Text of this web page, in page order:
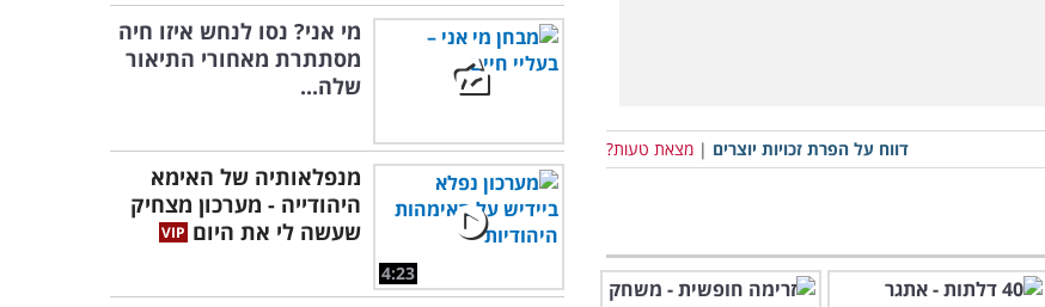
דווח על הפרת זכויות יוצרים | מצאת טעות?
מי אני? נסו לנחש איזו חיה
מסתתרת מאחורי התיאור
שלה...
4:23
מנפלאותיה של האימא
היהודייה - מערכון מצחיק
שעשה לי את היום